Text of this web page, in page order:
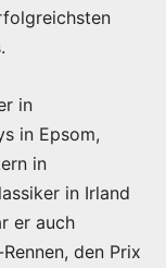
in
in Epsom,
in
in Irland
er auch
den Prix